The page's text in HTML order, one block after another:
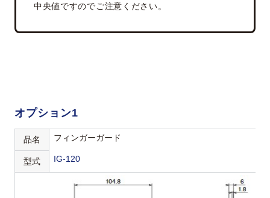
中央値ですのでご注意ください。
オプション1
品名 フィンガーガード
型式 IG-120